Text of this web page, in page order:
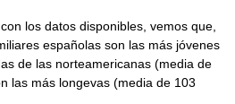
los datos disponibles, vemos que,
españolas son las más jóvenes
de las norteamericanas (media de
las más longevas (media de 103